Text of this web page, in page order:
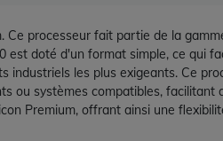
processeur fait partie de la
est doté d'un format simple, ce
les plus exigeants. Ce
systèmes compatibles,
Premium, offrant ainsi une